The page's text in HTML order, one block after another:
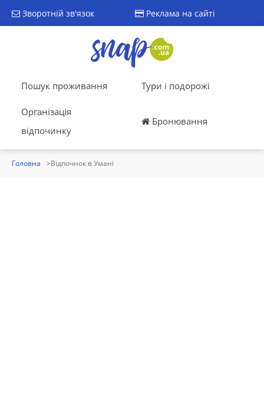
Зворотній зв'язок Реклама на сайті
Пошук проживання Тури і подорожі
Організація
відпочинку
Бронювання
Головна Відпочнок в Умані